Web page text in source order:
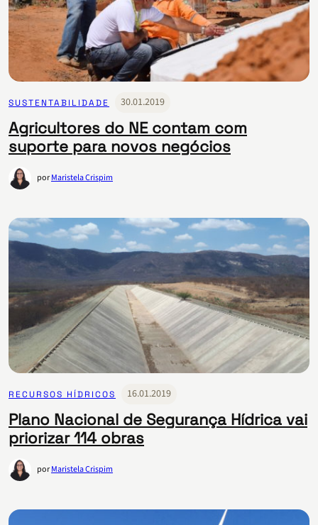
SUSTENTABILIDADE 30.01.2019
Agricultores do NE contam com
suporte para novos negócios
porMaristela Crispim
RECURSOS HÍDRICOS 16.01.2019
Plano Nacional de Segurança Hídrica vai
priorizar 114 obras
porMaristela Crispim